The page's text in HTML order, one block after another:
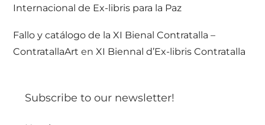
Internacional de Ex-libris para la Paz
Fallo y catálogo de la XI Bienal Contratalla –
ContratallaArt enXI Biennal d’Ex-libris Contratalla
Subscribe to our newsletter!